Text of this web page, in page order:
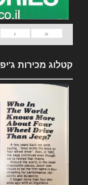
«
‹
קטלוג מכירות ג'יפ 1982